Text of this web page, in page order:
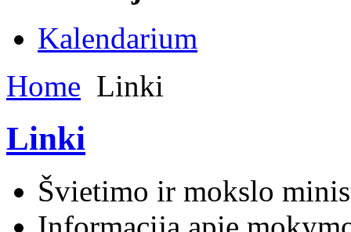
Kalendarium
Home Linki
Linki
Švietimo ir mokslo